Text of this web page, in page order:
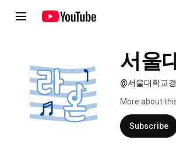
서울
@서울대학교
More about
Subscribe